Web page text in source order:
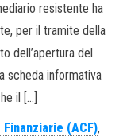
resistente ha
per il tramite della
dell’apertura del
scheda informativa
il […]
(ACF),